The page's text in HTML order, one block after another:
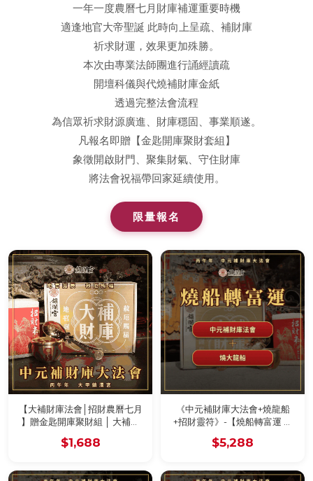
一年一度農曆七月財庫補運重要時機
適逢地官大帝聖誕 此時向上呈疏、補財庫
祈求財運，效果更加殊勝。
本次由專業法師團進行誦經讀疏
開壇科儀與代燒補財庫金紙
透過完整法會流程
為信眾祈求財源廣進、財庫穩固、事業順遂。
凡報名即贈【金匙開庫聚財套組】
象徵開啟財門、聚集財氣、守住財庫
將法會祝福帶回家延續使用。
限量報名
【大補財庫法會│招財農曆七月
】贈金匙開庫聚財組 │ 大補財
大補財庫 │ 加持過爐（名額有
$1,688
《中元補財庫大法會+燒龍船
+招財靈符》-【燒船轉富運 】
$5,288